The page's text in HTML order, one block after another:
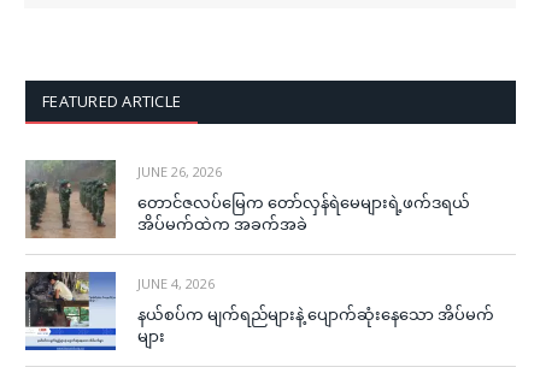
FEATURED ARTICLE
JUNE 26, 2026
တောင်ဇလပ်မြေက တော်လှန်ရဲမေများရဲ့ဖက်ဒရယ်
အိပ်မက်ထဲက အခက်အခဲ
JUNE 4, 2026
နယ်စပ်က မျက်ရည်များနဲ့ ပျောက်ဆုံးနေသော အိပ်မက်
များ